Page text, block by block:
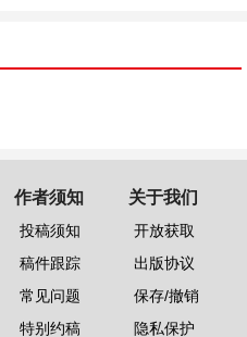
作者须知
投稿须知
稿件跟踪
常见问题
特别约稿
关于我们
开放获取
出版协议
保存/撤销
隐私保护